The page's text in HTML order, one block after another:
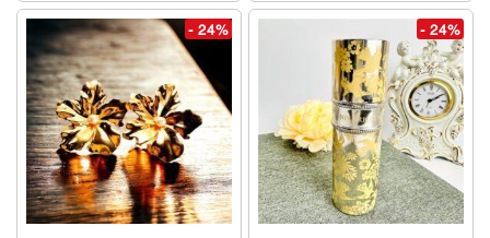
- 24% - 24%